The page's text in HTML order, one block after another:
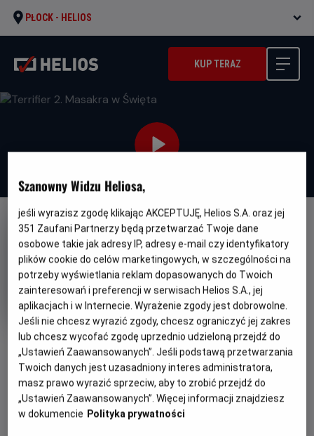
PŁOCK - HELIOS
KUP TERAZ
NAPISY
OBSERWUJ
Terrifier 2. Masakra w Święta
Oryginalny
tytuł
Terrifier 2 Gatunek
Horror
Minimalny
wiek
Od 15 lat
Czas
trwania
138 min
Kraj
rok
produkcji
USA (2022)
OCENA HELIOS
6.2
PREMIERA
23 grudnia 2022
WIĘCEJ SZCZEGÓŁÓW
Szanowny Widzu Heliosa,
jeśli wyrazisz zgodę klikając AKCEPTUJĘ, Helios S.A. oraz jej
351 Zaufani Partnerzy będą przetwarzać Twoje dane
osobowe takie jak adresy IP, adresy e-mail czy identyfikatory
plików cookie do celów marketingowych, w szczególności na
potrzeby wyświetlania reklam dopasowanych do Twoich
zainteresowań i preferencji w serwisach Helios S.A., jej
aplikacjach i w Internecie. Wyrażenie zgody jest dobrowolne.
Jeśli nie chcesz wyrazić zgody, chcesz ograniczyć jej zakres
lub chcesz wycofać zgodę uprzednio udzieloną przejdź do
„Ustawień Zaawansowanych”. Jeśli podstawą przetwarzania
Twoich danych jest uzasadniony interes administratora,
masz prawo wyrazić sprzeciw, aby to zrobić przejdź do
„Ustawień Zaawansowanych”. Więcej informacji znajdziesz
w dokumencie Polityka prywatności